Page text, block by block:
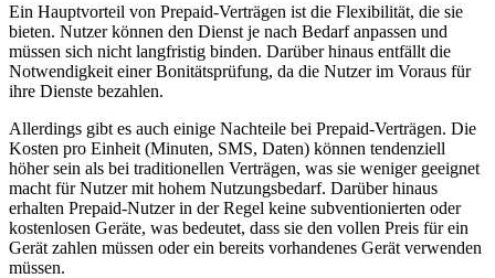
Ein Hauptvorteil von Prepaid-Verträgen ist die Flexibilität, die sie
bieten. Nutzer können den Dienst je nach Bedarf anpassen und
müssen sich nicht langfristig binden. Darüber hinaus entfällt die
Notwendigkeit einer Bonitätsprüfung, da die Nutzer im Voraus für
ihre Dienste bezahlen.
Allerdings gibt es auch einige Nachteile bei Prepaid-Verträgen. Die
Kosten pro Einheit (Minuten, SMS, Daten) können tendenziell
höher sein als bei traditionellen Verträgen, was sie weniger geeignet
macht für Nutzer mit hohem Nutzungsbedarf. Darüber hinaus
erhalten Prepaid-Nutzer in der Regel keine subventionierten oder
kostenlosen Geräte, was bedeutet, dass sie den vollen Preis für ein
Gerät zahlen müssen oder ein bereits vorhandenes Gerät verwenden
müssen.